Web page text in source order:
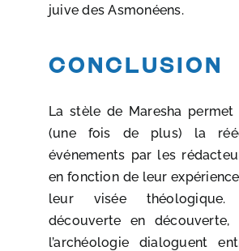
juive des Asmonéens.
Conclusion
La stèle de Maresha
(une fois de plus) la
événements par les
en fonction de leur
leur visée
découverte en
l’archéologie dialoguent